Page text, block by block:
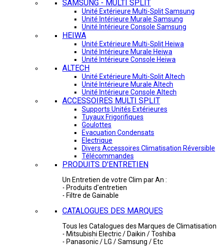
SAMSUNG - MULTI SPLIT
Unité Extérieure Multi-Split Samsung
Unité Intérieure Murale Samsung
Unité Intérieure Console Samsung
HEIWA
Unité Extérieure Multi-Split Heiwa
Unité Intérieure Murale Heiwa
Unité Intérieure Console Heiwa
ALTECH
Unité Extérieure Multi-Split Altech
Unité Intérieure Murale Altech
Unité Intérieure Console Altech
ACCESSOIRES MULTI SPLIT
Supports Unités Extérieures
Tuyaux Frigorifiques
Goulottes
Evacuation Condensats
Electrique
Divers Accessoires Climatisation Réversible
Télécommandes
PRODUITS D'ENTRETIEN
Un Entretien de votre Clim par An :
- Produits d'entretien
- Filtre de Gainable
CATALOGUES DES MARQUES
Tous les Catalogues des Marques de Climatisation
- Mitsubishi Electric / Daikin / Toshiba
- Panasonic / LG / Samsung / Etc